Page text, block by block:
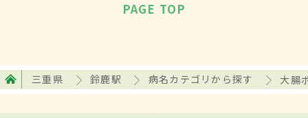
PAGE TOP
三重県 鈴鹿駅 病名カテゴリから探す 大腸